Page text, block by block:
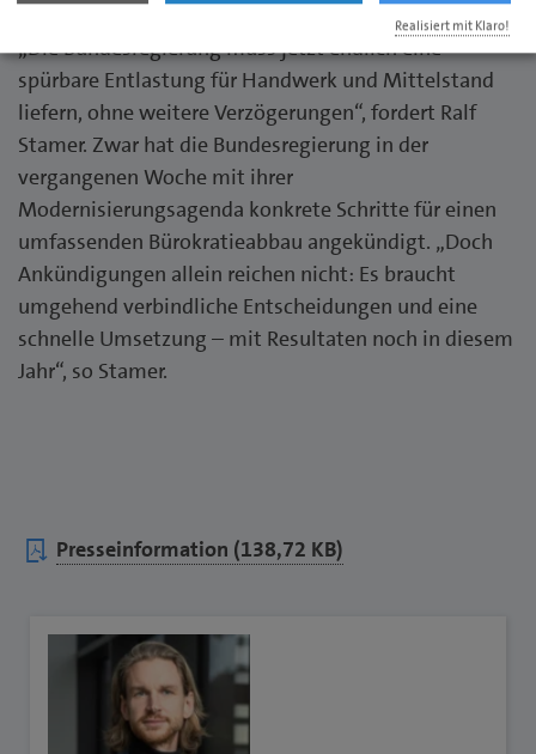
„Die Bundesregierung muss jetzt endlich eine
spürbare Entlastung für Handwerk und Mittelstand
liefern, ohne weitere Verzögerungen“, fordert Ralf
Stamer. Zwar hat die Bundesregierung in der
vergangenen Woche mit ihrer
Modernisierungsagenda konkrete Schritte für einen
umfassenden Bürokratieabbau angekündigt. „Doch
Ankündigungen allein reichen nicht: Es braucht
umgehend verbindliche Entscheidungen und eine
schnelle Umsetzung – mit Resultaten noch in diesem
Jahr“, so Stamer.
Presseinformation (138,72 KB)
Realisiert mit Klaro!